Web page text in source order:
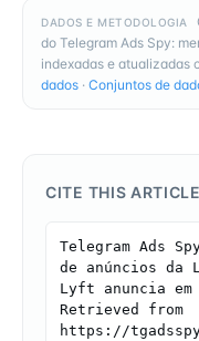
DADOS E METODOLOGIA
do Telegram Ads Spy:
indexadas e atualizadas
dados · Conjuntos de
CITE THIS ARTICLE
Telegram Ads
de anúncios da
Lyft anuncia em
Retrieved from
https://